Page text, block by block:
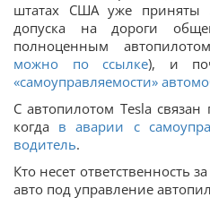
штатах США уже приняты
допуска на дороги
полноценным
можно по ссылке), и
«самоуправляемости»
С автопилотом Tesla
когда в аварии с
водитель.
Кто несет ответственность
авто под управление